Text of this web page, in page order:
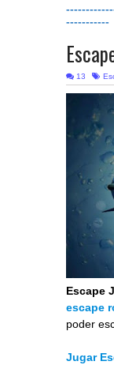
-----------
13
Escape
escape
poder
Jugar